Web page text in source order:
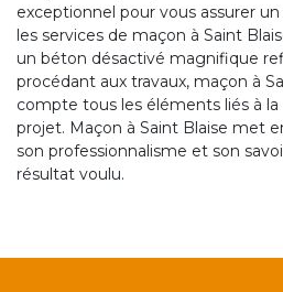
exceptionnel pour vous assurer
les services de maçon à Saint
un béton désactivé magnifique
procédant aux travaux, maçon à
compte tous les éléments liés à
projet. Maçon à Saint Blaise met
son professionnalisme et son
résultat voulu.